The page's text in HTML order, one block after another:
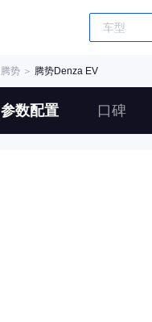
腾势 ＞ 腾势Denza EV
参数配置 口碑